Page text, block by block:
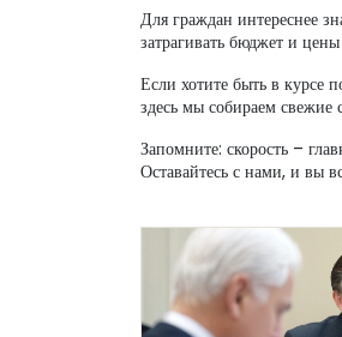
Для граждан интереснее
затрагивать бюджет и
Если хотите быть в курсе
здесь мы собираем свежие
Запомните: скорость –
Оставайтесь с нами, и вы